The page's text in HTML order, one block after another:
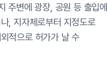
주변에 광장, 공원 등 출입
, 지자체로부터 지정도로
적으로 허가가 날 수